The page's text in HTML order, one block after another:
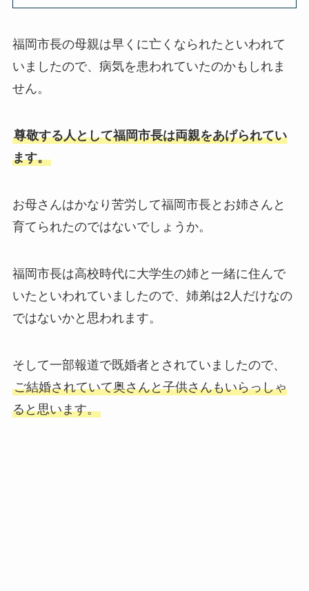
福岡市長の母親は早くに亡くなられたといわれて
いましたので、病気を患われていたのかもしれま
せん。
尊敬する人として福岡市長は両親をあげられてい
ます。
お母さんはかなり苦労して福岡市長とお姉さんと
育てられたのではないでしょうか。
福岡市長は高校時代に大学生の姉と一緒に住んで
いたといわれていましたので、姉弟は2人だけなの
ではないかと思われます。
そして一部報道で既婚者とされていましたので、
ご結婚されていて奥さんと子供さんもいらっしゃ
ると思います。